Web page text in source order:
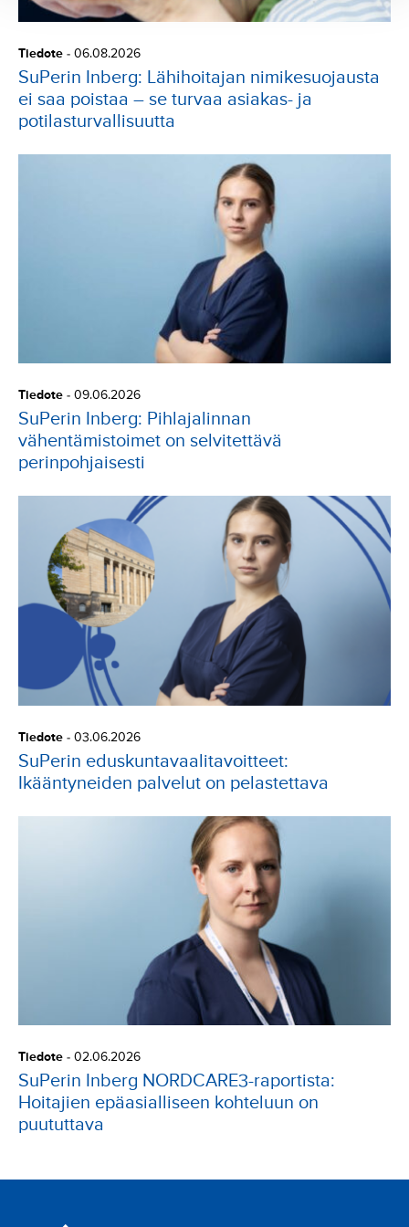
Tiedote - 06.08.2026
SuPerin Inberg: Lähihoitajan nimikesuojausta
ei saa poistaa – se turvaa asiakas- ja
potilasturvallisuutta
Tiedote - 09.06.2026
SuPerin Inberg: Pihlajalinnan
vähentämistoimet on selvitettävä
perinpohjaisesti
Tiedote - 03.06.2026
SuPerin eduskuntavaalitavoitteet:
Ikääntyneiden palvelut on pelastettava
Tiedote - 02.06.2026
SuPerin Inberg NORDCARE3-raportista:
Hoitajien epäasialliseen kohteluun on
puututtava